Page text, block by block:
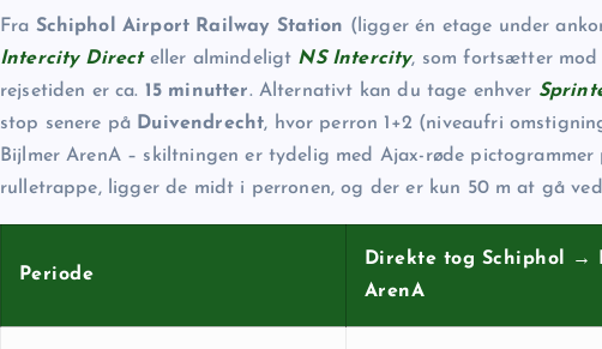
Fra Schiphol Airport Railway Station (ligger én etage under
Intercity Directeller almindeligt NS Intercity, som fortsætter mod
rejsetiden er ca. 15 minutter. Alternativt kan du tage enhver
stop senere på Duivendrecht, hvor perron 1+2 (niveaufri
Bijlmer ArenA – skiltningen er tydelig med Ajax-røde
rulletrappe, ligger de midt i perronen, og der er kun 50 m at gå
Periode
Direkte tog Schiphol →
ArenA